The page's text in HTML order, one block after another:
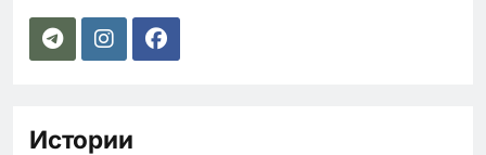
Истории